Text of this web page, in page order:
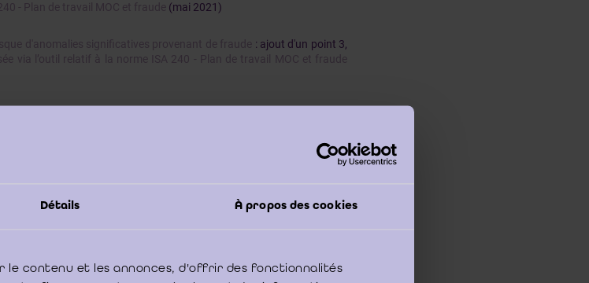
Détails À propos des cookies
le contenu et les annonces, d'offrir des fonctionnalités
- Plan de travail MOC et fraude (mai 2021)
d'anomalies significatives provenant de fraude : ajout d'un point 3,
via l’outil relatif à la norme ISA 240 - Plan de travail MOC et fraude
: ajout de deux questions concernant l’évaluation des
de questions concernant la procédure analytique, la continuité, le
norme ISA 720 Rapport de gestion